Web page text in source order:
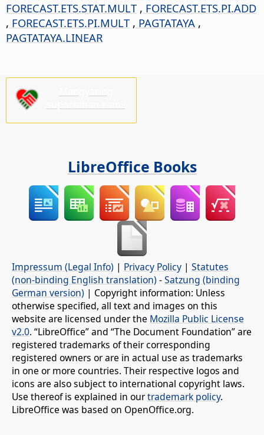
FORECAST.ETS.STAT.MULT , FORECAST.ETS.PI.ADD
, FORECAST.ETS.PI.MULT , PAGTATAYA ,
PAGTATAYA.LINEAR
LibreOffice Books
Impressum (Legal Info) | Privacy Policy | Statutes
(non-binding English translation) -Satzung (binding
German version) | Copyright information: Unless
otherwise specified, all text and images on this
website are licensed under the Mozilla Public License
v2.0. “LibreOffice” and “The Document Foundation” are
registered trademarks of their corresponding
registered owners or are in actual use as trademarks
in one or more countries. Their respective logos and
icons are also subject to international copyright laws.
Use thereof is explained in ourtrademark policy.
LibreOffice was based on OpenOffice.org.